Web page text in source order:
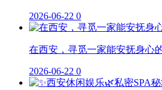
2026-06-22 0
在西安，寻觅一家能安抚身心
2026-06-22 0